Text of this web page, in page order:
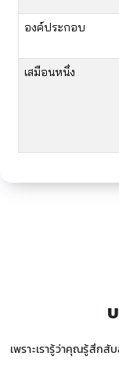
​องค์ประกอบ
​เสมือนหนึ่ง
เพราะเรารู้ว่าคุณรู้สึก